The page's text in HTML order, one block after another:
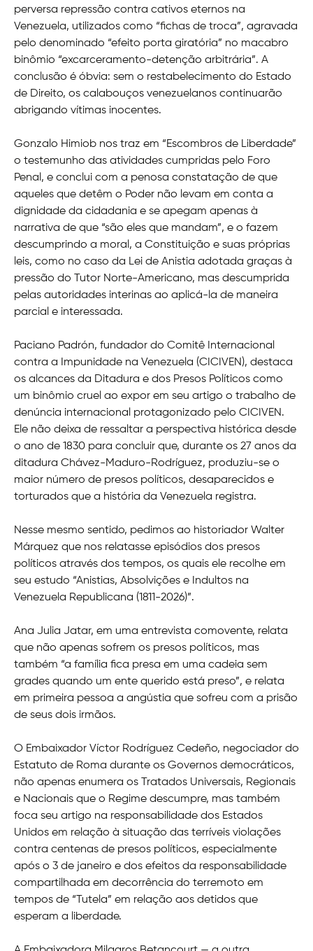
perversa repressão contra cativos eternos na
Venezuela, utilizados como “fichas de troca”, agravada
pelo denominado “efeito porta giratória” no macabro
binômio “excarceramento-detenção arbitrária”. A
conclusão é óbvia: sem o restabelecimento do Estado
de Direito, os calabouços venezuelanos continuarão
abrigando vítimas inocentes.
Gonzalo Himiob nos traz em “Escombros de Liberdade”
o testemunho das atividades cumpridas pelo Foro
Penal, e conclui com a penosa constatação de que
aqueles que detêm o Poder não levam em conta a
dignidade da cidadania e se apegam apenas à
narrativa de que “são eles que mandam”, e o fazem
descumprindo a moral, a Constituição e suas próprias
leis, como no caso da Lei de Anistia adotada graças à
pressão do Tutor Norte-Americano, mas descumprida
pelas autoridades interinas ao aplicá-la de maneira
parcial e interessada.
Paciano Padrón, fundador do Comitê Internacional
contra a Impunidade na Venezuela (CICIVEN), destaca
os alcances da Ditadura e dos Presos Políticos como
um binômio cruel ao expor em seu artigo o trabalho de
denúncia internacional protagonizado pelo CICIVEN.
Ele não deixa de ressaltar a perspectiva histórica desde
o ano de 1830 para concluir que, durante os 27 anos da
ditadura Chávez-Maduro-Rodríguez, produziu-se o
maior número de presos políticos, desaparecidos e
torturados que a história da Venezuela registra.
Nesse mesmo sentido, pedimos ao historiador Walter
Márquez que nos relatasse episódios dos presos
políticos através dos tempos, os quais ele recolhe em
seu estudo “Anistias, Absolvições e Indultos na
Venezuela Republicana (1811-2026)”.
Ana Julia Jatar, em uma entrevista comovente, relata
que não apenas sofrem os presos políticos, mas
também “a família fica presa em uma cadeia sem
grades quando um ente querido está preso”, e relata
em primeira pessoa a angústia que sofreu com a prisão
de seus dois irmãos.
O Embaixador Víctor Rodríguez Cedeño, negociador do
Estatuto de Roma durante os Governos democráticos,
não apenas enumera os Tratados Universais, Regionais
e Nacionais que o Regime descumpre, mas também
foca seu artigo na responsabilidade dos Estados
Unidos em relação à situação das terríveis violações
contra centenas de presos políticos, especialmente
após o 3 de janeiro e dos efeitos da responsabilidade
compartilhada em decorrência do terremoto em
tempos de “Tutela” em relação aos detidos que
esperam a liberdade.